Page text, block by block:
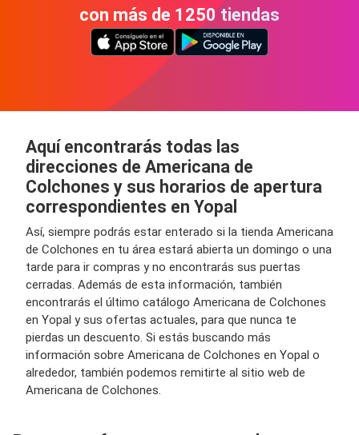
con más de 1250 tiendas
Aquí encontrarás todas las
direcciones de Americana de
Colchones y sus horarios de apertura
correspondientes en Yopal
Así, siempre podrás estar enterado si la tienda Americana
de Colchones en tu área estará abierta un domingo o una
tarde para ir compras y no encontrarás sus puertas
cerradas. Además de esta información, también
encontrarás el último catálogo Americana de Colchones
en Yopal y sus ofertas actuales, para que nunca te
pierdas un descuento. Si estás buscando más
información sobre Americana de Colchones en Yopal o
alrededor, también podemos remitirte al sitio web de
Americana de Colchones.